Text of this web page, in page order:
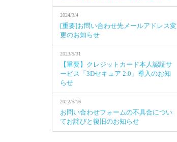
2024/3/4
[重要]お問い合わせ先メールアドレス変
更のお知らせ
2023/5/31
【重要】クレジットカード本人認証サ
ービス「3Dセキュア 2.0」導入のお知
らせ
2022/5/16
お問い合わせフォームの不具合につい
てお詫びと復旧のお知らせ